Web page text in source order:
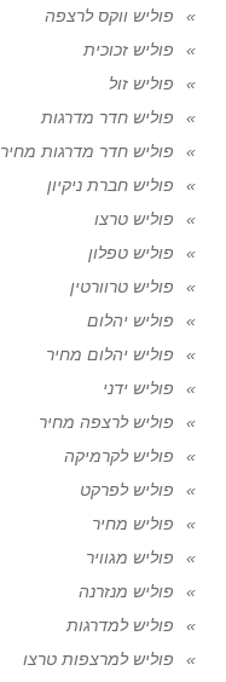
פוליש ווקס לרצפה
פוליש זכוכית
פוליש זול
פוליש חדר מדרגות
פוליש חדר מדרגות מחיר
פוליש חברת ניקיון
פוליש טרצו
פוליש טפלון
פוליש טרוורטין
פוליש יהלום
פוליש יהלום מחיר
פוליש ידני
פוליש לרצפה מחיר
פוליש לקרמיקה
פוליש לפרקט
פוליש מחיר
פוליש מגוויר
פוליש מנזרנה
פוליש למדרגות
פוליש למרצפות טרצו